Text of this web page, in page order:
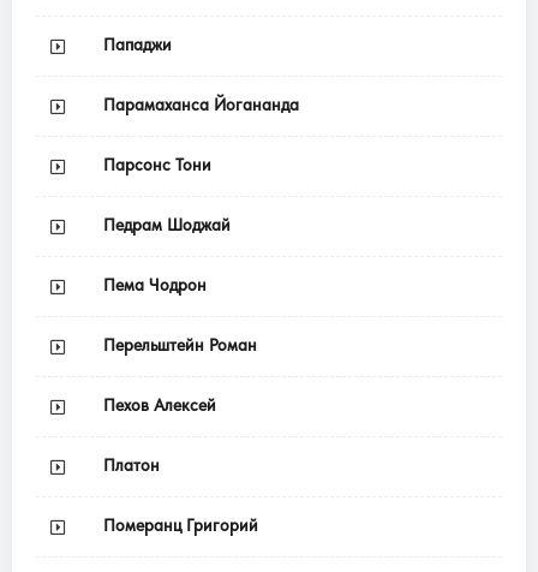
Пападжи
Парамаханса Йогананда
Парсонс Тони
Педрам Шоджай
Пема Чодрон
Перельштейн Роман
Пехов Алексей
Платон
Померанц Григорий